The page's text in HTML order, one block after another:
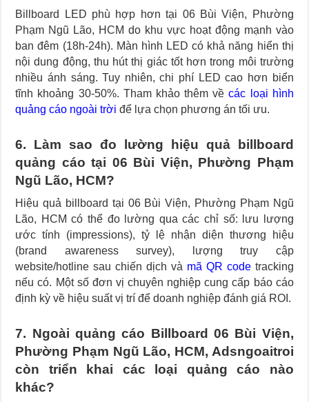
Billboard LED phù hợp hơn tại 06 Bùi Viện, Phường
Phạm Ngũ Lão, HCM do khu vực hoạt động mạnh vào
ban đêm (18h-24h). Màn hình LED có khả năng hiển thị
nội dung động, thu hút thị giác tốt hơn trong môi trường
nhiều ánh sáng. Tuy nhiên, chi phí LED cao hơn biển
tĩnh khoảng 30-50%. Tham khảo thêm vềcác loại hình
quảng cáo ngoài trời để lựa chọn phương án tối ưu.
6. Làm sao đo lường hiệu quả billboard
quảng cáo tại 06 Bùi Viện, Phường Phạm
Ngũ Lão, HCM?
Hiệu quả billboard tại 06 Bùi Viện, Phường Phạm Ngũ
Lão, HCM có thể đo lường qua các chỉ số: lưu lượng
ước tính (impressions), tỷ lệ nhận diện thương hiệu
(brand awareness survey), lượng truy cập
website/hotline sau chiến dịch và mã QR codetracking
nếu có. Một số đơn vị chuyên nghiệp cung cấp báo cáo
định kỳ về hiệu suất vị trí để doanh nghiệp đánh giá ROI.
7. Ngoài quảng cáo Billboard 06 Bùi Viện,
Phường Phạm Ngũ Lão, HCM, Adsngoaitroi
còn triển khai các loại quảng cáo nào
khác?